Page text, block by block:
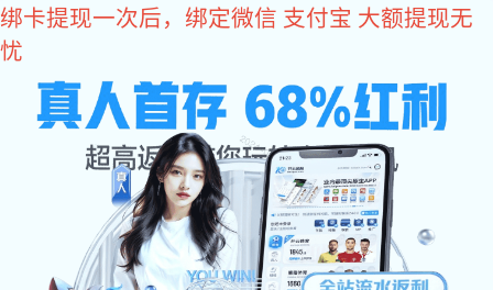
东升国际
东升国际:网站东升 东升国际:关于东升
国际
东升国际:东升国际
资讯
东升国际:工程案例
售后服务 联系东升国际